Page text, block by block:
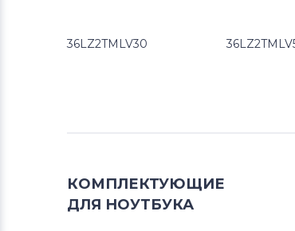
36LZ2TMLV30
КОМПЛЕКТУЮЩИЕ
ДЛЯ НОУТБУКА